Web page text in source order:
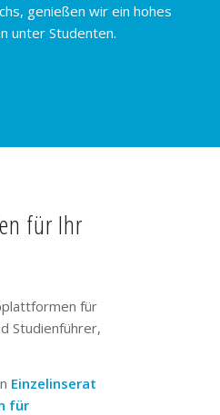
genießen wir ein hohes
unter Studenten.
für Ihr
für
Studienführer,
Einzelinserat
für